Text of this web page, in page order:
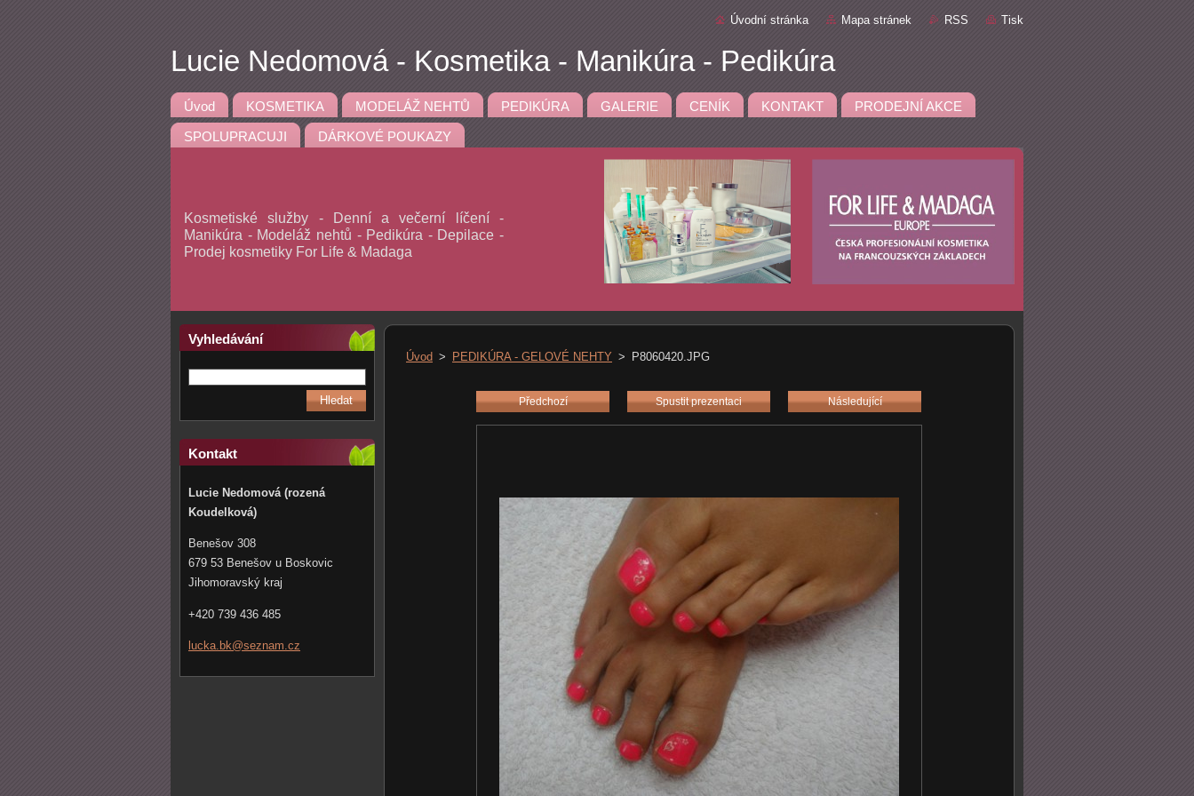
Úvodní stránka Mapa stránek RSS Tisk
Lucie Nedomová - Kosmetika - Manikúra - Pedikúra
Úvod KOSMETIKA MODELÁŽ NEHTŮ PEDIKÚRA GALERIE CENÍK KONTAKT PRODEJNÍ AKCE
SPOLUPRACUJI DÁRKOVÉ POUKAZY
Kosmetiské služby - Denní a večerní líčení -
Manikúra - Modeláž nehtů - Pedikúra - Depilace -
Prodej kosmetiky For Life & Madaga
Vyhledávání
Kontakt
Lucie Nedomová (rozená
Koudelková)
Benešov 308
679 53 Benešov u Boskovic
Jihomoravský kraj
+420 739 436 485
lucka.bk@seznam. cz
Úvod > PEDIKÚRA - GELOVÉ NEHTY > P8060420.JPG
Předchozí Spustit prezentaci Následující